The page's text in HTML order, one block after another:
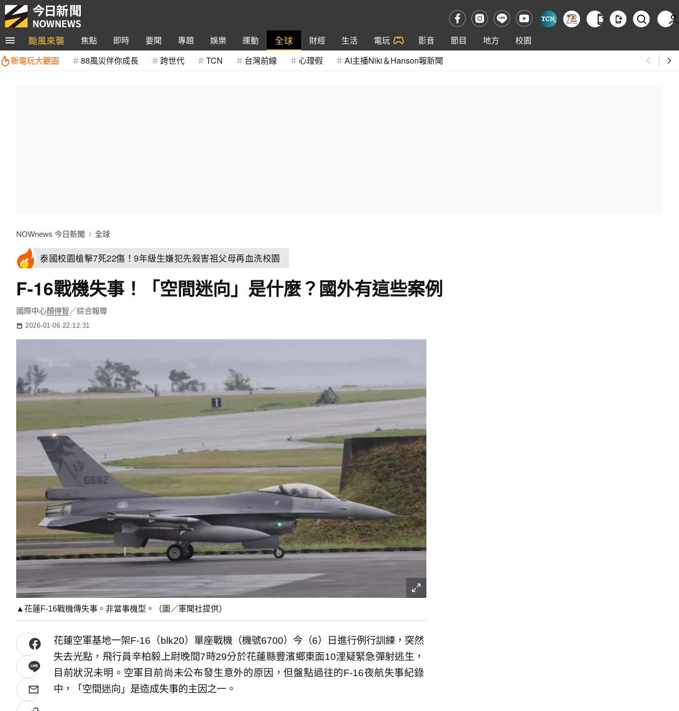
颱風來襲 焦點 即時 要聞 專題 娛樂 運動 全球 財經 生活 電玩 影音 節目 地方
校園
新電玩大觀園
88風災伴你成長 跨世代 TCN 台灣前線 心理假 AI主播Niki＆Hanson報新聞
NOWnews 今日新聞 全球
泰國校園槍擊7死22傷！9年級生嫌犯先殺害祖父母再血洗校園
F-16戰機失事！「空間迷向」是什麼？國外有這些案例
國際中心顏得智／綜合報導
2026-01-06 22:12:31
▲花蓮F-16戰機傳失事。非當事機型。（圖／軍聞社提供）
花蓮空軍基地一架F-16（blk20）單座戰機（機號6700）今（6）日進行例行訓練，突然
失去光點，飛行員辛柏毅上尉晚間7時29分於花蓮縣豐濱鄉東面10浬疑緊急彈射逃生，
目前狀況未明。空軍目前尚未公布發生意外的原因，但盤點過往的F-16夜航失事紀錄
中，「空間迷向」是造成失事的主因之一。